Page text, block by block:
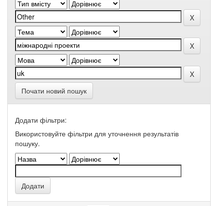
Почати новий пошук
Додати фільтри:
Використовуйте фільтри для уточнення результатів
пошуку.